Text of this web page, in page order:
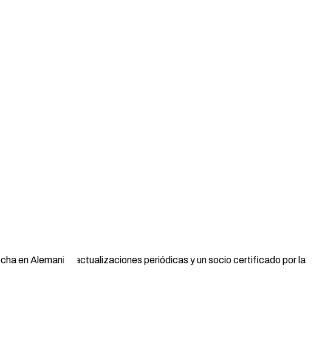
en Alemania, actualizaciones periódicas y un socio certificado por la